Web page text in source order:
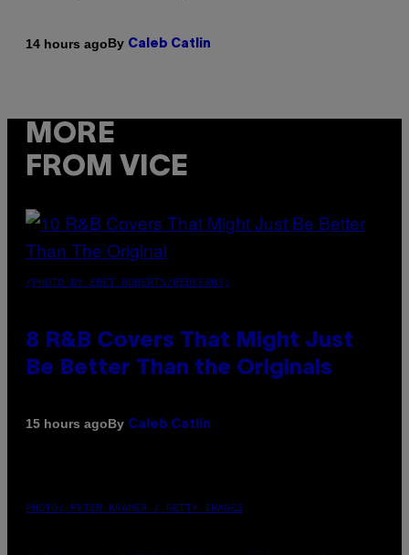
14 hours agoBy Caleb Catlin
MORE
FROM VICE
(PHOTO BY EBET ROBERTS/REDFERNS)
8 R&B Covers That Might Just
Be Better Than the Originals
15 hours agoBy Caleb Catlin
PHOTO: PETER KRAMER / GETTY IMAGES